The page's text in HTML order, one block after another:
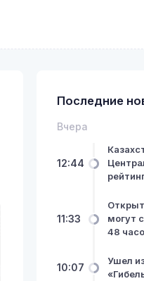
Последние
Вчера
12:44
11:33
могут
48
10:07
Ушел